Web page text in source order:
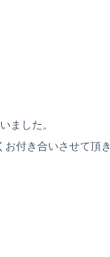
いました。
付き合いさせて頂